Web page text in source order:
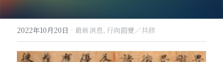
入會申請．兩座山之間
．華嚴初始
梁寒衣著作（書目/序/評論）
他方之眼（報導/評論/學術研究）
行向圓覺/課程・共修
華嚴智海/教觀、禪觀
宗門之眼/經藏之美
線上聆聽
【道德經】
行道瓔珞
2022年10月20日 · 最新消息, 行向圓覺／共修